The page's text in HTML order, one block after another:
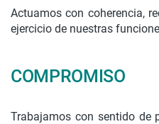
Actuamos con coherencia,
ejercicio de nuestras
COMPROMISO
Trabajamos con sentido de